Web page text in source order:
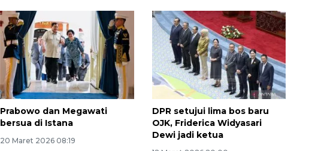
Prabowo dan Megawati
bersua di Istana
20 Maret 2026 08:19
DPR setujui lima bos baru
OJK, Friderica Widyasari
Dewi jadi ketua